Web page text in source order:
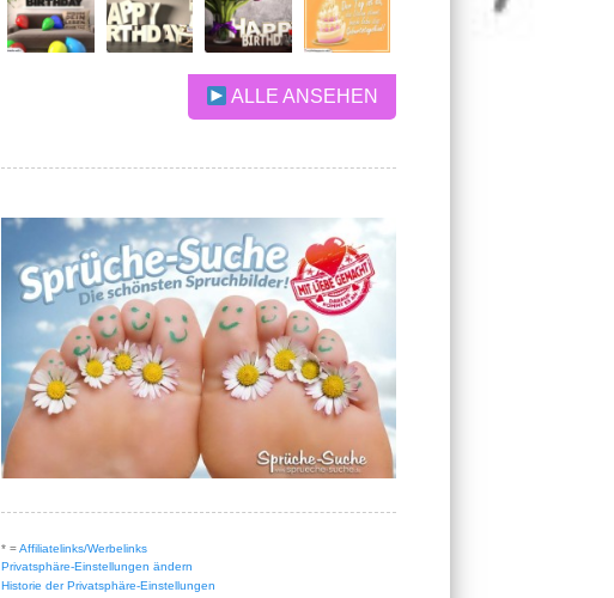
ALLE ANSEHEN
* =Affiliatelinks/Werbelinks
Privatsphäre-Einstellungen ändern
Historie der Privatsphäre-Einstellungen